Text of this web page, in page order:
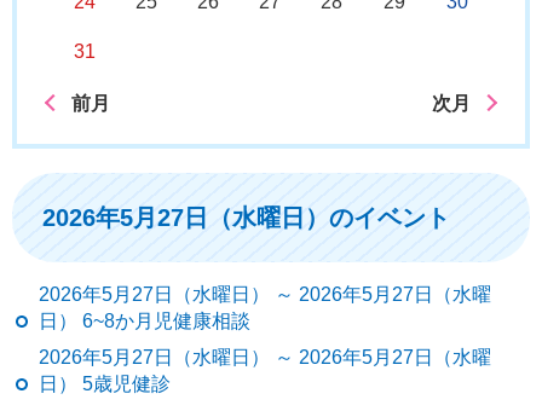
31
前月 次月
2026年5月27日（水曜日）のイベント
2026年5月27日（水曜日） ～ 2026年5月27日（水曜
日） 6~8か月児健康相談
2026年5月27日（水曜日） ～ 2026年5月27日（水曜
日） 5歳児健診